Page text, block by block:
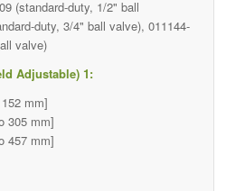
(standard-duty, 1/2" ball
duty, 3/4" ball valve), 011144-
valve)
Adjustable) 1:
mm]
305 mm]
457 mm]